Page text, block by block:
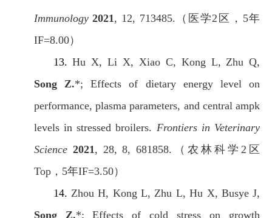
Immunology 2021, 12, 713485. （医学2 区， 5年
IF=8.00）
13.Hu X, Li X, Xiao C, Kong L, Zhu Q,
Song Z.*; Effects of dietary energy level on
performance, plasma parameters, and central ampk
levels in stressed broilers. Frontiers in Veterinary
Science 2021, 28, 8, 681858. （农林科学2 区
Top， 5年IF=3.50）
14. Zhou H, Kong L, Zhu L, Hu X, Busye J,
Song Z.*; Effects of cold stress on growth